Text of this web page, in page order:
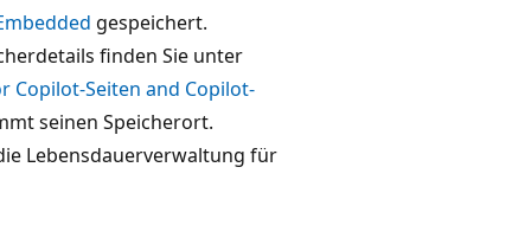
gespeichert.
finden Sie unter
Copilot-Seiten and Copilot-
seinen Speicherort.
Lebensdauerverwaltung für